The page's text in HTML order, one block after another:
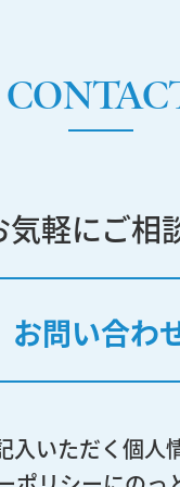
気軽にご相
お問い合わ
入いただく個人